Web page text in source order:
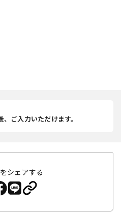
ご入力いただけます。
シェアする